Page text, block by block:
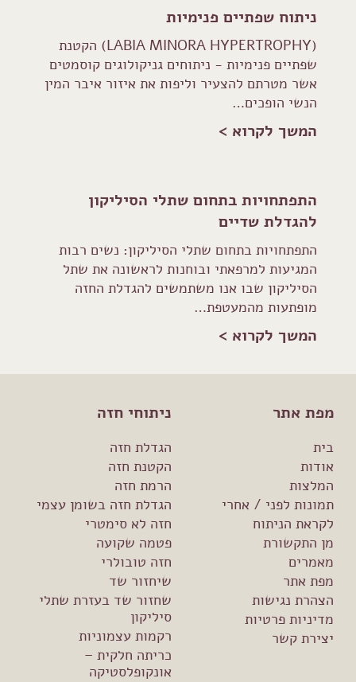
ניתוח שפתיים פנימיות
(LABIA MINORA HYPERTROPHY) הקטנת
שפתיים פנימיות - ניתוחים גניקולוגים קוסמטים
אשר מטרתם להצעיר וליפות את איזור איבר המין
הנשי הופכים…
המשך לקרוא >
התפתחויות בתחום שתלי הסיליקון
להגדלת שדיים
התפתחויות בתחום שתלי הסיליקון: נשים רבות
המגיעות למרפאתי ובוחנות לראשונה את שתל
הסיליקון שבו אנו משתמשים להגדלת החזה
מופתעות מהמעטפת…
המשך לקרוא >
מפת אתר
בית
אודות
המלצות
תמונות לפני / אחרי
לקראת הניתוח
מן התקשורת
מאמרים
מפת אתר
הצהרת נגישות
מדיניות פרטיות
יצירת קשר
ניתוחי חזה
הגדלת חזה
הקטנת חזה
הרמת חזה
הגדלת חזה בשומן עצמי
חזה לא סימטרי
פטמה שקועה
חזה טובולרי
שיחזור שד
שחזור שד בעזרת שתלי
סיליקון
רקמות עצמוניות
כריתה חלקית –
אונקופלסטיקה